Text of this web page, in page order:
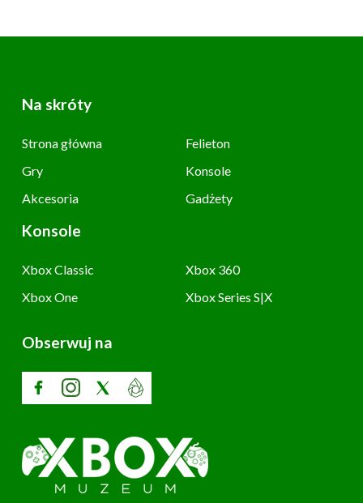
Na skróty
Strona główna
Felieton
Gry
Konsole
Akcesoria
Gadżety
Konsole
Xbox Classic
Xbox 360
Xbox One
Xbox Series S|X
Obserwuj na